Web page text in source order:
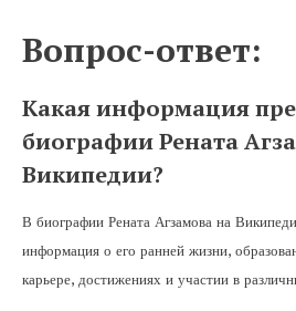
Вопрос-ответ:
Какая информация
биографии Рената
Википедии?
В биографии Рената Агзамова на
информация о его ранней жизни,
карьере, достижениях и участии в